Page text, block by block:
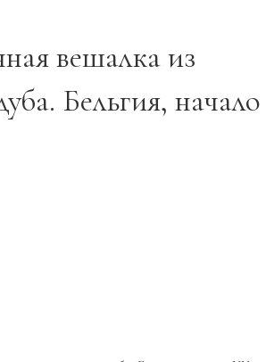
вешалка из
Бельгия, начало